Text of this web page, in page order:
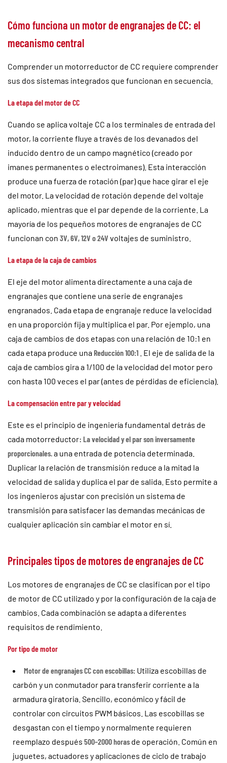
Cómo funciona un motor de engranajes de CC: el
mecanismo central
Comprender un motorreductor de CC requiere comprender
sus dos sistemas integrados que funcionan en secuencia.
La etapa del motor de CC
Cuando se aplica voltaje CC a los terminales de entrada del
motor, la corriente fluye a través de los devanados del
inducido dentro de un campo magnético (creado por
imanes permanentes o electroimanes). Esta interacción
produce una fuerza de rotación (par) que hace girar el eje
del motor. La velocidad de rotación depende del voltaje
aplicado, mientras que el par depende de la corriente. La
mayoría de los pequeños motores de engranajes de CC
funcionan con 3V, 6V, 12V o 24V voltajes de suministro.
La etapa de la caja de cambios
El eje del motor alimenta directamente a una caja de
engranajes que contiene una serie de engranajes
engranados. Cada etapa de engranaje reduce la velocidad
en una proporción fija y multiplica el par. Por ejemplo, una
caja de cambios de dos etapas con una relación de 10:1 en
cada etapa produce una Reducción 100:1 . El eje de salida de la
caja de cambios gira a 1/100 de la velocidad del motor pero
con hasta 100 veces el par (antes de pérdidas de eficiencia).
La compensación entre par y velocidad
Este es el principio de ingeniería fundamental detrás de
cada motorreductor: La velocidad y el par son inversamente
proporcionales.a una entrada de potencia determinada.
Duplicar la relación de transmisión reduce a la mitad la
velocidad de salida y duplica el par de salida. Esto permite a
los ingenieros ajustar con precisión un sistema de
transmisión para satisfacer las demandas mecánicas de
cualquier aplicación sin cambiar el motor en sí.
Principales tipos de motores de engranajes de CC
Los motores de engranajes de CC se clasifican por el tipo
de motor de CC utilizado y por la configuración de la caja de
cambios. Cada combinación se adapta a diferentes
requisitos de rendimiento.
Por tipo de motor
Motor de engranajes CC con escobillas: Utiliza escobillas de
carbón y un conmutador para transferir corriente a la
armadura giratoria. Sencillo, económico y fácil de
controlar con circuitos PWM básicos. Las escobillas se
desgastan con el tiempo y normalmente requieren
reemplazo después 500–2000 horas de operación. Común en
juguetes, actuadores y aplicaciones de ciclo de trabajo